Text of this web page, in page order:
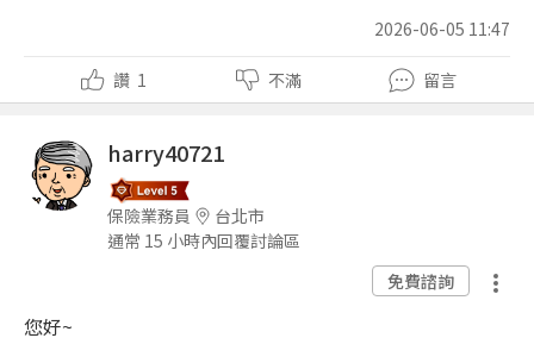
2026-06-05 11:47
讚 1 不滿 留言
harry40721
保險業務員
台北市
通常 15 小時內回覆討論區
免費諮詢
您好~